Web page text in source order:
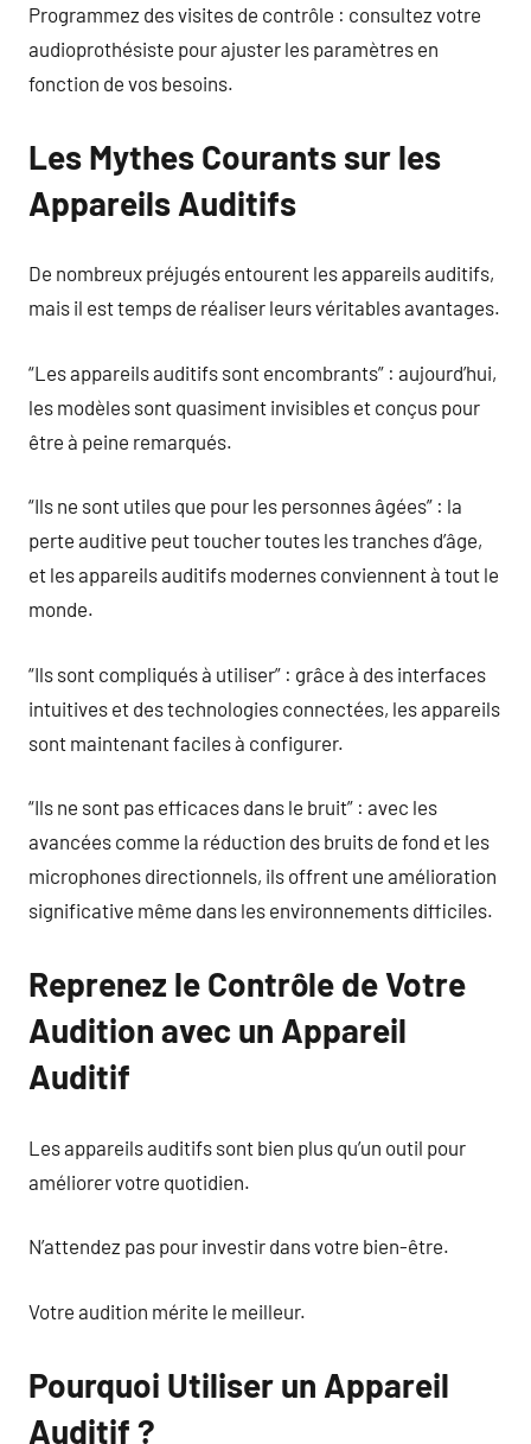
Programmez des visites de contrôle : consultez votre
audioprothésiste pour ajuster les paramètres en
fonction de vos besoins.
Les Mythes Courants sur les
Appareils Auditifs
De nombreux préjugés entourent les appareils auditifs,
mais il est temps de réaliser leurs véritables avantages.
“Les appareils auditifs sont encombrants” : aujourd’hui,
les modèles sont quasiment invisibles et conçus pour
être à peine remarqués.
“Ils ne sont utiles que pour les personnes âgées” : la
perte auditive peut toucher toutes les tranches d’âge,
et les appareils auditifs modernes conviennent à tout le
monde.
“Ils sont compliqués à utiliser” : grâce à des interfaces
intuitives et des technologies connectées, les appareils
sont maintenant faciles à configurer.
“Ils ne sont pas efficaces dans le bruit” : avec les
avancées comme la réduction des bruits de fond et les
microphones directionnels, ils offrent une amélioration
significative même dans les environnements difficiles.
Reprenez le Contrôle de Votre
Audition avec un Appareil
Auditif
Les appareils auditifs sont bien plus qu’un outil pour
améliorer votre quotidien.
N’attendez pas pour investir dans votre bien-être.
Votre audition mérite le meilleur.
Pourquoi Utiliser un Appareil
Auditif ?